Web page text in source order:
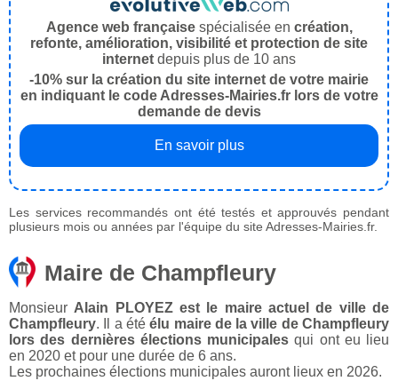
Agence web françaisespécialisée en création,
refonte, amélioration, visibilité et protection de site
internet depuis plus de 10 ans
-10% sur la création du site internet de votre mairie
en indiquant le code Adresses-Mairies.fr lors de votre
demande de devis
En savoir plus
Les services recommandés ont été testés et approuvés pendant
plusieurs mois ou années par l'équipe du site Adresses-Mairies.fr.
Maire de Champfleury
Monsieur Alain PLOYEZ est le maire actuel de ville de
Champfleury. Il a étéélu maire de la ville de Champfleury
lors des dernières élections municipales qui ont eu lieu
en 2020 et pour une durée de 6 ans.
Les prochaines élections municipales auront lieux en 2026.